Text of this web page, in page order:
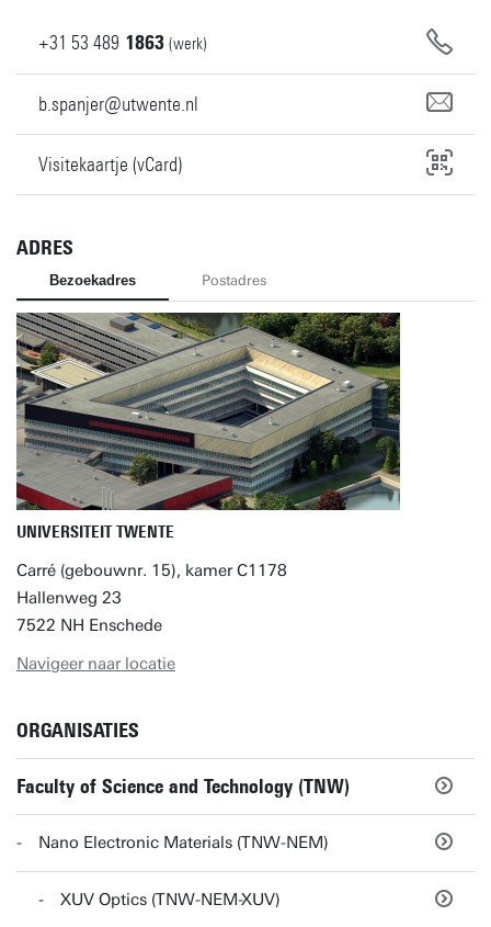
+31 53 489 1863 (werk)
b.spanjer@utwente.nl
Visitekaartje (vCard)
ADRES
Bezoekadres Postadres
UNIVERSITEIT TWENTE
Carré (gebouwnr. 15), kamer C1178
Hallenweg 23
7522 NH Enschede
Navigeer naar locatie
ORGANISATIES
Faculty of Science and Technology (TNW)
Nano Electronic Materials (TNW-NEM)
XUV Optics (TNW-NEM-XUV)